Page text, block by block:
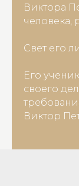
Виктора
человека,
Свет его
Его
своего
Виктор